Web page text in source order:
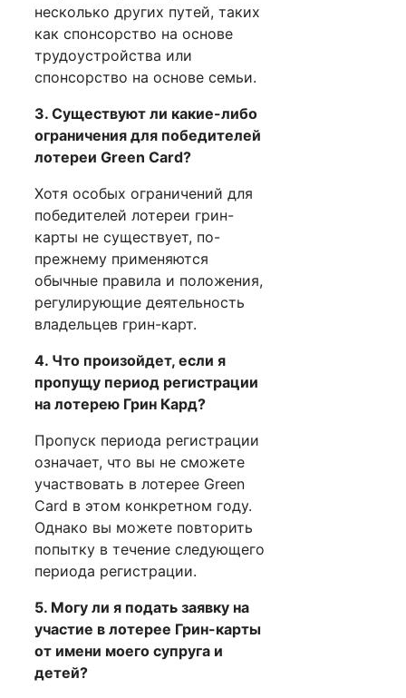
несколько других путей, таких
как спонсорство на основе
трудоустройства или
спонсорство на основе семьи.
3. Существуют ли какие-либо
ограничения для победителей
лотереи Green Card?
Хотя особых ограничений для
победителей лотереи грин-
карты не существует, по-
прежнему применяются
обычные правила и положения,
регулирующие деятельность
владельцев грин-карт.
4. Что произойдет, если я
пропущу период регистрации
на лотерею Грин Кард?
Пропуск периода регистрации
означает, что вы не сможете
участвовать в лотерее Green
Card в этом конкретном году.
Однако вы можете повторить
попытку в течение следующего
периода регистрации.
5. Могу ли я подать заявку на
участие в лотерее Грин-карты
от имени моего супруга и
детей?